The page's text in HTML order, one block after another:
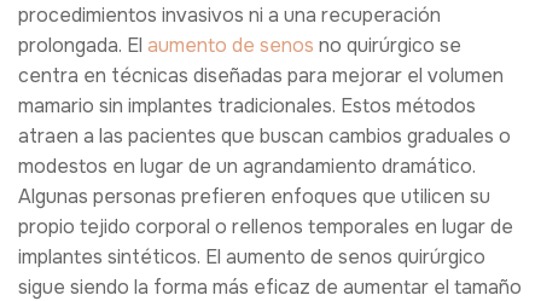
procedimientos invasivos ni a una recuperación
prolongada. El aumento de senos no quirúrgico se
centra en técnicas diseñadas para mejorar el volumen
mamario sin implantes tradicionales. Estos métodos
atraen a las pacientes que buscan cambios graduales o
modestos en lugar de un agrandamiento dramático.
Algunas personas prefieren enfoques que utilicen su
propio tejido corporal o rellenos temporales en lugar de
implantes sintéticos. El aumento de senos quirúrgico
sigue siendo la forma más eficaz de aumentar el tamaño